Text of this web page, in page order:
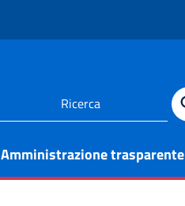
Amministrazione trasparente